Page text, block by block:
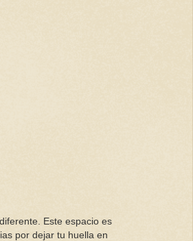
Este espacio es
por dejar tu huella en